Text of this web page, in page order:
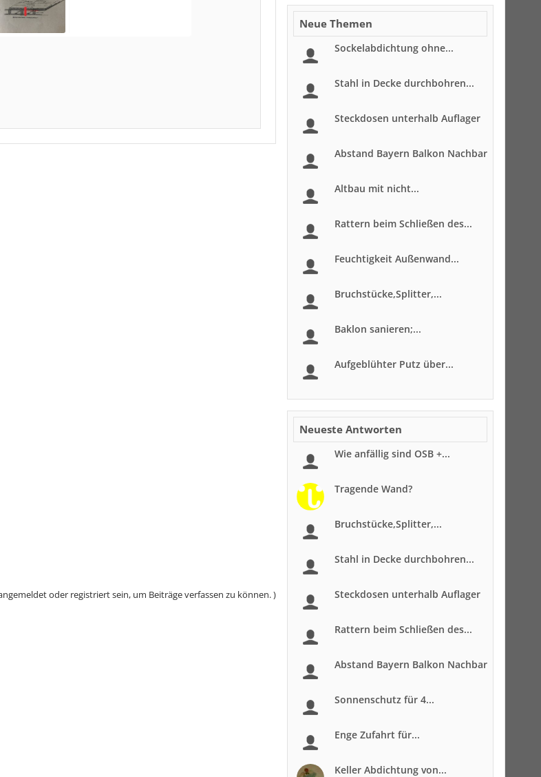
oder registriert sein, um Beiträge verfassen zu können. )
Neue Themen
Sockelabdichtung ohne...
Stahl in Decke durchbohren...
Steckdosen unterhalb Auflager
Abstand Bayern Balkon Nachbar
Altbau mit nicht...
Rattern beim Schließen des...
Feuchtigkeit Außenwand...
Bruchstücke,Splitter,...
Baklon sanieren;...
Aufgeblühter Putz über...
Neueste Antworten
Wie anfällig sind OSB +...
Tragende Wand?
Bruchstücke,Splitter,...
Stahl in Decke durchbohren...
Steckdosen unterhalb Auflager
Rattern beim Schließen des...
Abstand Bayern Balkon Nachbar
Sonnenschutz für 4...
Enge Zufahrt für...
Keller Abdichtung von...